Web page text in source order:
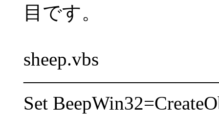
目です。
sheep.vbs
Set